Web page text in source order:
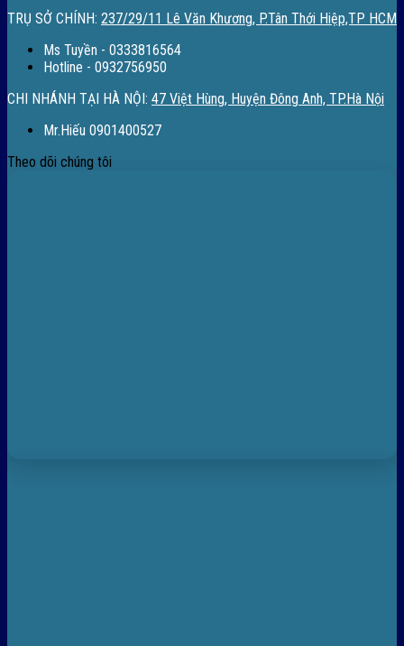
TRỤ SỞ CHÍNH: 237/29/11 Lê Văn Khương, P.Tân Thới Hiệp,TP HCM
Ms Tuyền - 0333816564
Hotline - 0932756950
CHI NHÁNH TẠI HÀ NỘI: 47 Việt Hùng, Huyện Đông Anh, TP.Hà Nội
Mr.Hiếu 0901400527
Theo dõi chúng tôi